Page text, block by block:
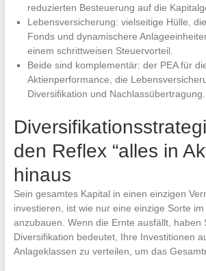
reduzierten Besteuerung auf die
Lebensversicherung: vielseitige Hülle,
Fonds und dynamischere
einem schrittweisen Steuervorteil.
Beide sind komplementär: der PEA für
Aktienperformance, die
Diversifikation und Nachlassübertragung.
den Reflex “alles in
hinaus
Sein gesamtes Kapital in einen einzigen
investieren, ist wie nur eine einzige Sorte
anzubauen. Wenn die Ernte ausfällt, haben
Diversifikation bedeutet, Ihre Investitionen
Anlageklassen zu verteilen, um das